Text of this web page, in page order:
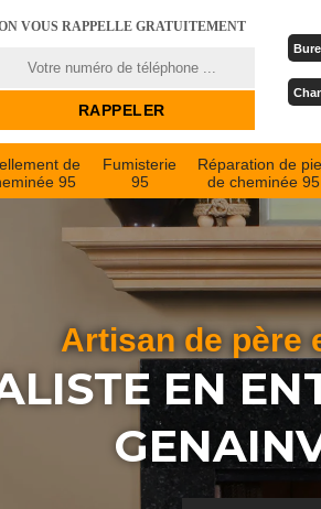
VOUS RAPPELLE GRATUITEMENT
de
95
Fumisterie
95
Réparation de
de cheminée 95
Artisan de père
EN